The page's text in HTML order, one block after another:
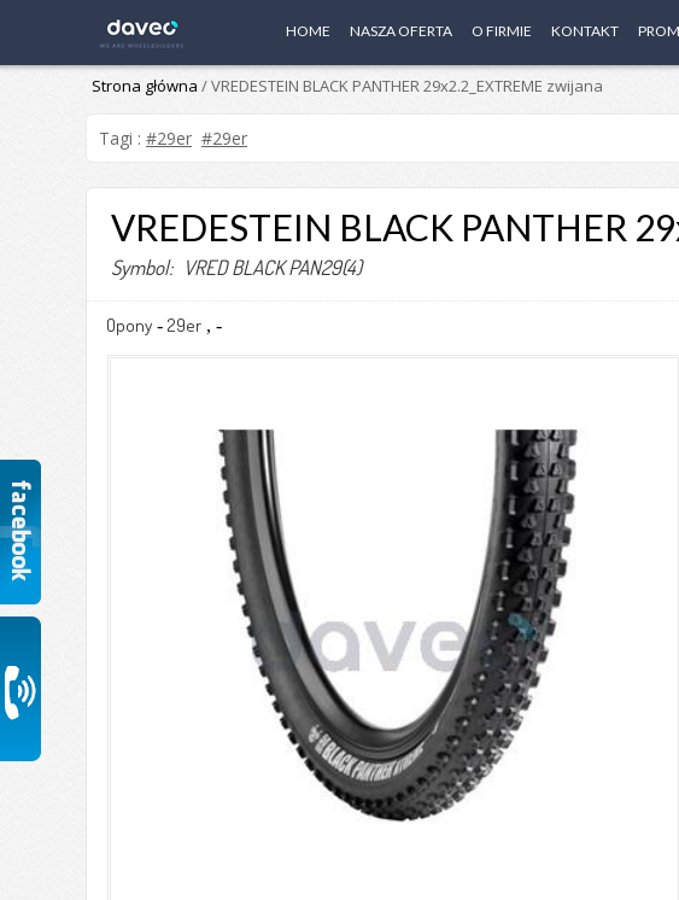
HOME NASZA OFERTA O FIRMIE KONTAKT
Strona główna / VREDESTEIN BLACK PANTHER 29x2.2_EXTREME zwijana
Tagi : #29er #29er
VREDESTEIN BLACK PANTHER
Symbol: VRED BLACK PAN29(4)
Opony - 29er , -